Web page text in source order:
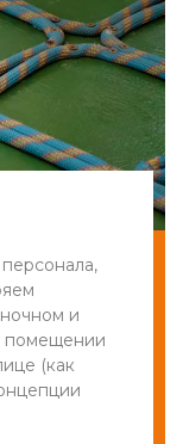
и
помещении
(как